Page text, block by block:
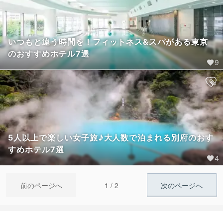
いつもと違う時間を！フィットネス&スパがある東京
のおすすめホテル7選
9
5人以上で楽しい女子旅♪大人数で泊まれる別府のおす
すめホテル7選
4
前のページへ 1 / 2 次のページへ